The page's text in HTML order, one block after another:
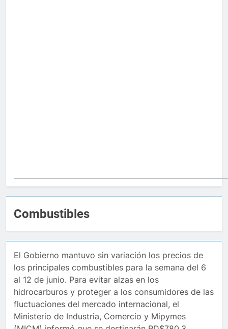
Combustibles
El Gobierno mantuvo sin variación los precios de
los principales combustibles para la semana del 6
al 12 de junio. Para evitar alzas en los
hidrocarburos y proteger a los consumidores de las
fluctuaciones del mercado internacional, el
Ministerio de Industria, Comercio y Mipymes